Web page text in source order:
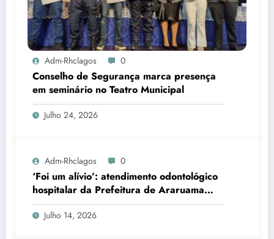
Adm-Rhclagos 0
Conselho de Segurança marca presença
em seminário no Teatro Municipal
Julho 24, 2026
Adm-Rhclagos 0
‘Foi um alívio’: atendimento odontológico
hospitalar da Prefeitura de Araruama
transforma rotina de famílias atípicas
Julho 14, 2026